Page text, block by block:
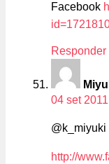
Facebook
Responder
04 set
@k_miyuki
http://